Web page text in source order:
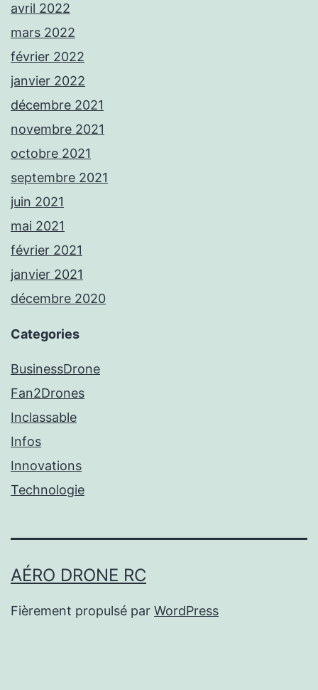
avril 2022
mars 2022
février 2022
janvier 2022
décembre 2021
novembre 2021
octobre 2021
septembre 2021
juin 2021
mai 2021
février 2021
janvier 2021
décembre 2020
Categories
BusinessDrone
Fan2Drones
Inclassable
Infos
Innovations
Technologie
AÉRO DRONE RC
Fièrement propulsé par WordPress